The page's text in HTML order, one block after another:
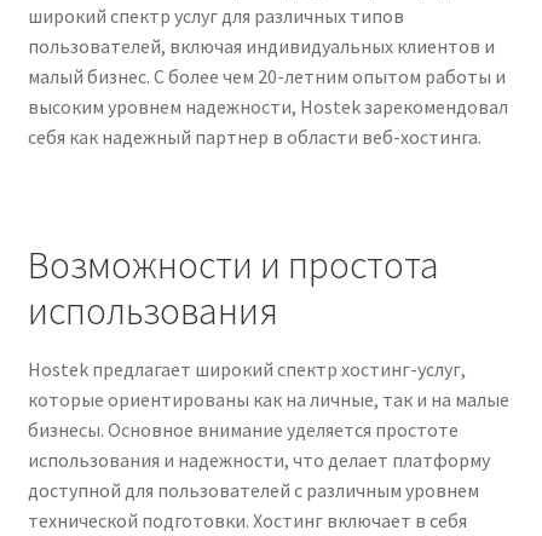
широкий спектр услуг для различных типов
пользователей, включая индивидуальных клиентов и
малый бизнес. С более чем 20-летним опытом работы и
высоким уровнем надежности, Hostek зарекомендовал
себя как надежный партнер в области веб-хостинга.
Возможности и простота
использования
Hostek предлагает широкий спектр хостинг-услуг,
которые ориентированы как на личные, так и на малые
бизнесы. Основное внимание уделяется простоте
использования и надежности, что делает платформу
доступной для пользователей с различным уровнем
технической подготовки. Хостинг включает в себя